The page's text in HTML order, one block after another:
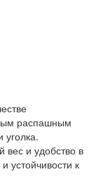
распашным
вес и удобство в
устойчивости к